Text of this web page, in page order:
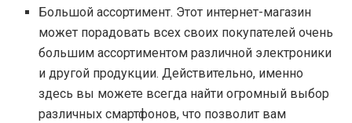
Большой ассортимент. Этот интернет-магазин
может порадовать всех своих покупателей очень
большим ассортиментом различной электроники
и другой продукции. Действительно, именно
здесь вы можете всегда найти огромный выбор
различных смартфонов, что позволит вам